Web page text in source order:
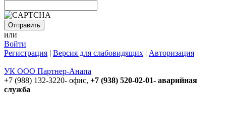
или
Войти
Регистрация | Версия для слабовидящих | Авторизация
УК ООО Партнер-Анапа
+7 (988) 132-3220- офис, +7 (938) 520-02-01- аварийная
служба